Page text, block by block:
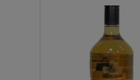
оплаты в магазине при
Чрезмерное употребление
вредит вашему здоровью.